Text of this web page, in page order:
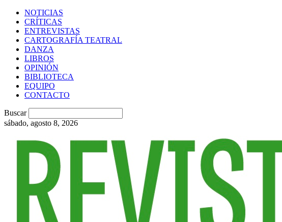
NOTICIAS
CRÍTICAS
ENTREVISTAS
CARTOGRAFÍA TEATRAL
DANZA
LIBROS
OPINIÓN
BIBLIOTECA
EQUIPO
CONTACTO
Buscar
sábado, agosto 8, 2026